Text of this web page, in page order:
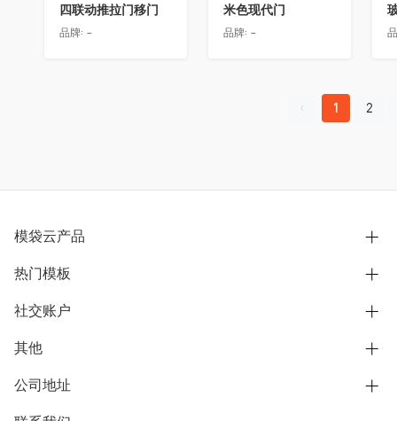
四联动推拉门移门
品牌: -
米色现代门
品牌: -
1 2
模袋云产品
别墅设计营销
模型协同展示分享
别墅社区
热门模板
欧式别墅
中式别墅
社交账户
B站
抖音
微信公众号
其他
用户服务协议
隐私政策
公司地址